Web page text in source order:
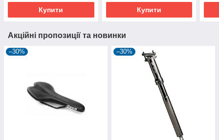
Купити Купити
Акційні пропозиції та новинки
–30% –30%